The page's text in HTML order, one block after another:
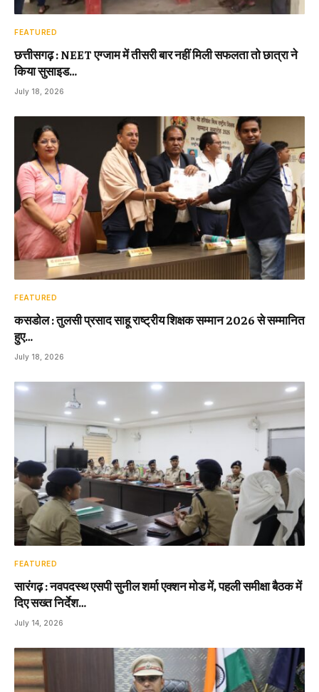
FEATURED
छत्तीसगढ़ : NEET एग्जाम में तीसरी बार नहीं मिली सफलता तो छात्रा ने
किया सुसाइड…
July 18, 2026
FEATURED
कसडोल : तुलसी प्रसाद साहू राष्ट्रीय शिक्षक सम्मान 2026 से सम्मानित
हुए…
July 18, 2026
FEATURED
सारंगढ़ : नवपदस्थ एसपी सुनील शर्मा एक्शन मोड में, पहली समीक्षा बैठक में
दिए सख्त निर्देश…
July 14, 2026